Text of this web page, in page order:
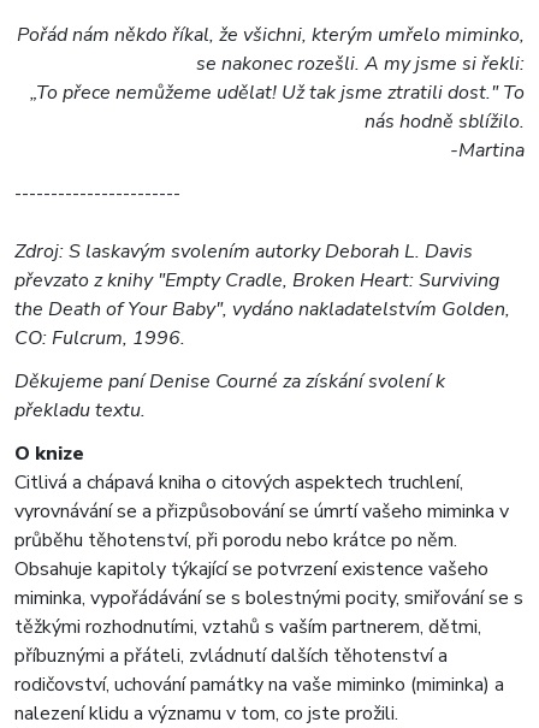
Pořád nám někdo říkal, že všichni, kterým umřelo miminko,
se nakonec rozešli. A my jsme si řekli:
„To přece nemůžeme udělat! Už tak jsme ztratili dost." To
nás hodně sblížilo.
-Martina
-----------------------
Zdroj: S laskavým svolením autorky Deborah L. Davis
převzato z knihy "Empty Cradle, Broken Heart: Surviving
the Death of Your Baby", vydáno nakladatelstvím Golden,
CO: Fulcrum, 1996.
Děkujeme paní Denise Courné za získání svolení k
překladu textu.
O knize
Citlivá a chápavá kniha o citových aspektech truchlení,
vyrovnávání se a přizpůsobování se úmrtí vašeho miminka v
průběhu těhotenství, při porodu nebo krátce po něm.
Obsahuje kapitoly týkající se potvrzení existence vašeho
miminka, vypořádávání se s bolestnými pocity, smiřování se s
těžkými rozhodnutími, vztahů s vaším partnerem, dětmi,
příbuznými a přáteli, zvládnutí dalších těhotenství a
rodičovství, uchování památky na vaše miminko (miminka) a
nalezení klidu a významu v tom, co jste prožili.